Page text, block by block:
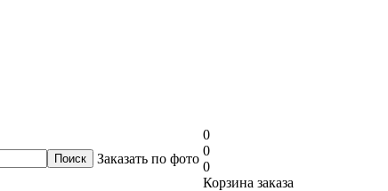
Заказать по фото
0
0
0
Корзина заказа